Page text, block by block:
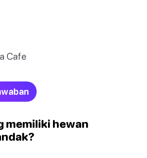
Cafe
memiliki hewan